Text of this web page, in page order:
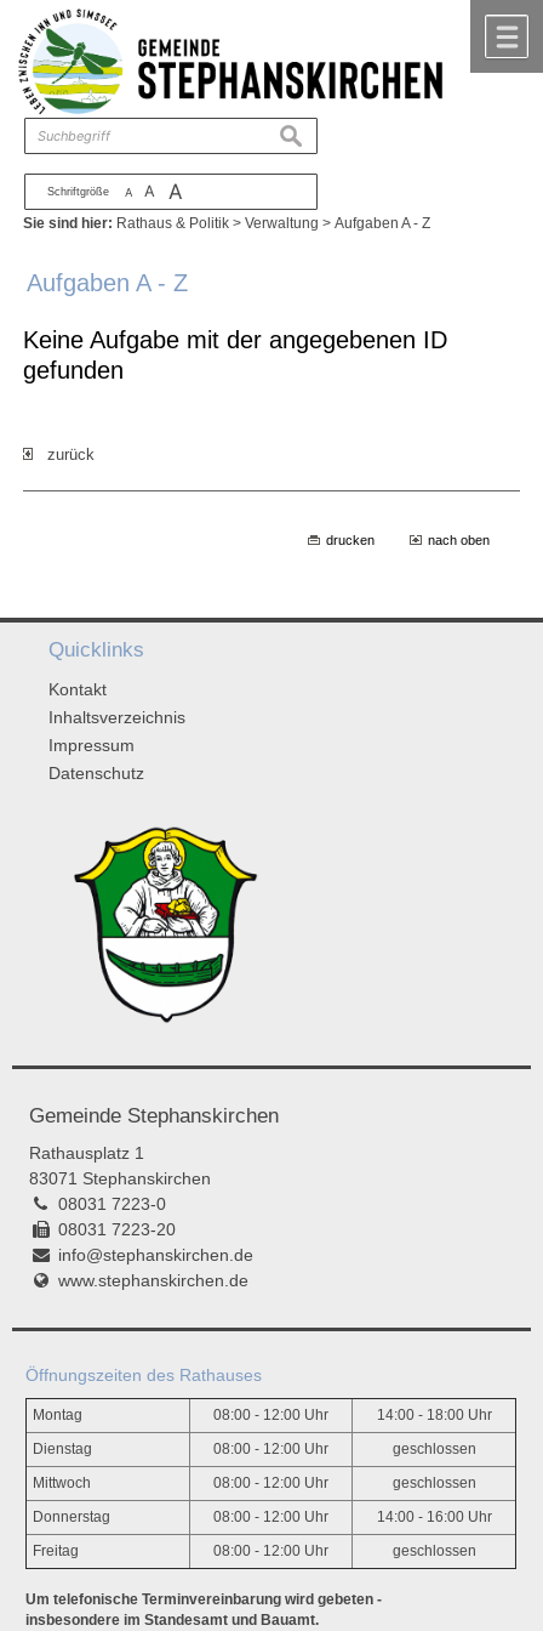
Zum Inhalt ,zur Navigation
Schriftgröße A A A
suchen
Sie sind hier: Rathaus & Politik >Verwaltung >Aufgaben A - Z
Aufgaben A - Z
Keine Aufgabe mit der angegebenen ID
gefunden
zurück
drucken nach oben
Quicklinks
Kontakt
Inhaltsverzeichnis
Impressum
Datenschutz
Gemeinde Stephanskirchen
Rathausplatz 1
83071 Stephanskirchen
08031 7223-0
08031 7223-20
info@stephanskirchen.de
www.stephanskirchen.de
Öffnungszeiten des Rathauses
Montag 08:00 - 12:00 Uhr 14:00 - 18:00 Uhr
Dienstag 08:00 - 12:00 Uhr geschlossen
Mittwoch 08:00 - 12:00 Uhr geschlossen
Donnerstag 08:00 - 12:00 Uhr 14:00 - 16:00 Uhr
Freitag 08:00 - 12:00 Uhr geschlossen
Um telefonische Terminvereinbarung wird gebeten -
insbesondere im Standesamt und Bauamt.